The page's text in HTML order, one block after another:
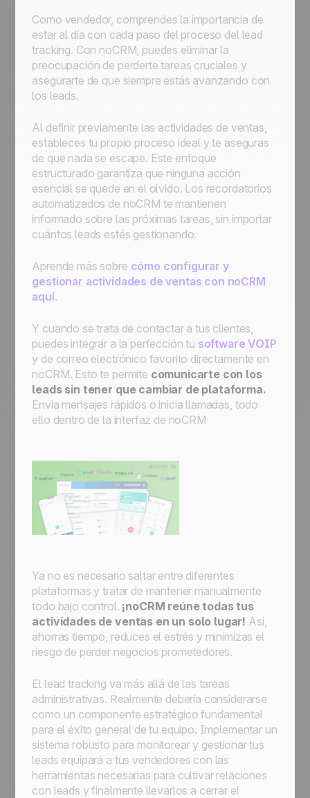
Como vendedor, comprendes la importancia de
estar al día con cada paso del proceso del lead
tracking. Con noCRM, puedes eliminar la
preocupación de perderte tareas cruciales y
asegurarte de que siempre estás avanzando con
los leads.
Al definir previamente las actividades de ventas,
estableces tu propio proceso ideal y te aseguras
de que nada se escape. Este enfoque
estructurado garantiza que ninguna acción
esencial se quede en el olvido. Los recordatorios
automatizados de noCRM te mantienen
informado sobre las próximas tareas, sin importar
cuántos leads estés gestionando.
Aprende más sobre cómo configurar y
gestionar actividades de ventas con noCRM
aquí.
Y cuando se trata de contactar a tus clientes,
puedes integrar a la perfección tu software VOIP
y de correo electrónico favorito directamente en
noCRM. Esto te permite comunicarte con los
leads sin tener que cambiar de plataforma.
Envía mensajes rápidos o inicia llamadas, todo
ello dentro de la interfaz de noCRM
Ya no es necesario saltar entre diferentes
plataformas y tratar de mantener manualmente
todo bajo control. ¡noCRM reúne todas tus
actividades de ventas en un solo lugar! Así,
ahorras tiempo, reduces el estrés y minimizas el
riesgo de perder negocios prometedores.
El lead tracking va más allá de las tareas
administrativas. Realmente debería considerarse
como un componente estratégico fundamental
para el éxito general de tu equipo. Implementar un
sistema robusto para monitorear y gestionar tus
leads equipará a tus vendedores con las
herramientas necesarias para cultivar relaciones
con leads y finalmente llevarlos a cerrar el